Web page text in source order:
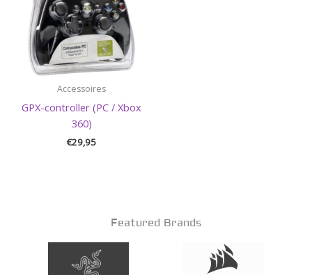
Accessoires
GPX-controller (PC / Xbox
360)
€29,95
Featured Brands